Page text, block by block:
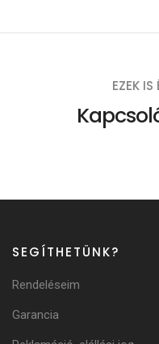
EZEK IS
SEGÍTHETÜNK?
Rendeléseim
Garancia